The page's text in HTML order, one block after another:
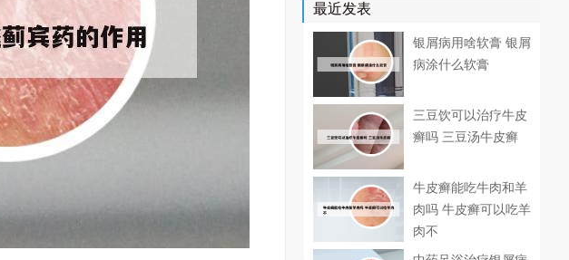
最近发表
银屑病用啥软膏 银屑
病涂什么软膏
三豆饮可以治疗牛皮
癣吗 三豆汤牛皮癣
牛皮癣能吃牛肉和羊
肉吗 牛皮癣可以吃羊
肉不